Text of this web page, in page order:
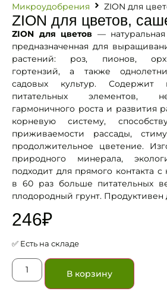
Микроудобрения
ZION для
ZION для цветов,
ZION для цветов —
предназначенная для
растений: роз, пионов,
гортензий, а также
садовых культур. Содержит
питательных элементов,
гармоничного роста и развития
корневую систему,
приживаемости рассады,
продолжительное цветение.
природного минерала,
подходит для прямого контакта
в 60 раз больше питательных
плодородный грунт. Продуктивен
246₽
✅ Есть на складе
В корзину